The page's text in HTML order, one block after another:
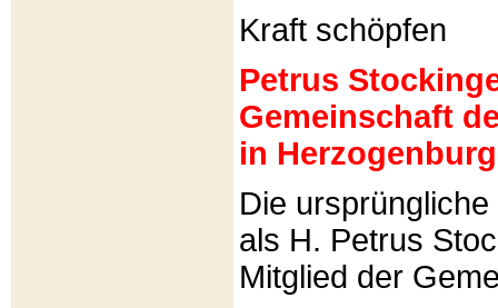
Kraft schöpfen
Petrus
Gemeinschaft
in
Die
als H. Petrus
Mitglied der